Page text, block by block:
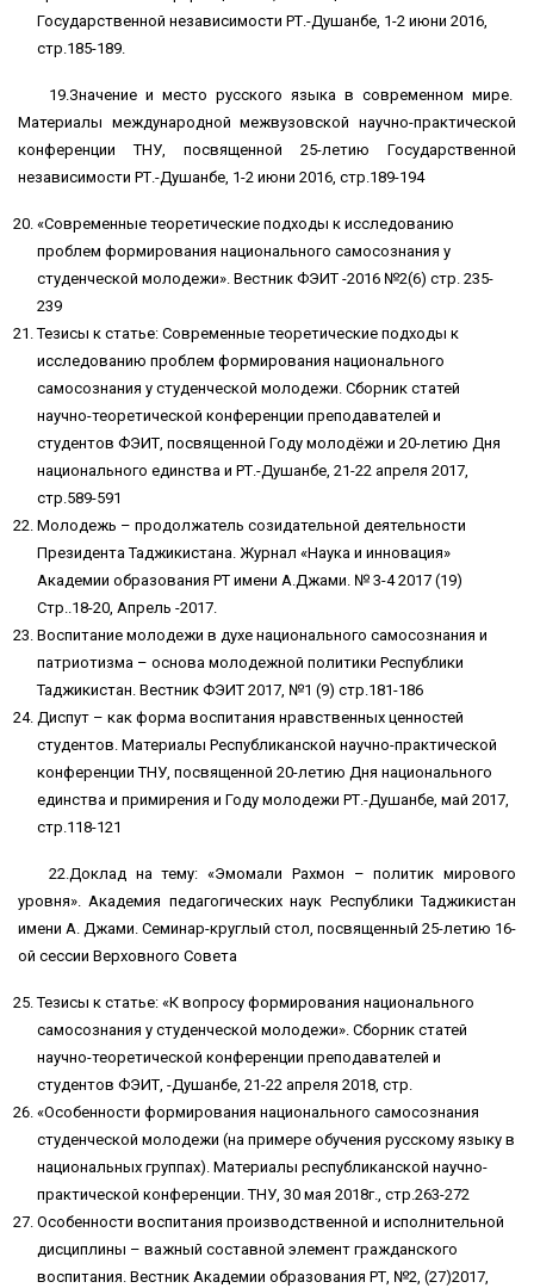
Государственной независимости РТ.-Душанбе, 1-2 июни 2016,
стр.185-189.
19.Значение и место русского языка в современном мире.
Материалы международной межвузовской научно-практической
конференции ТНУ, посвященной 25-летию Государственной
независимости РТ.-Душанбе, 1-2 июни 2016, стр.189-194
«Современные теоретические подходы к исследованию
проблем формирования национального самосознания у
студенческой молодежи». Вестник ФЭИТ -2016 №2(6) стр. 235-
239
Тезисы к статье: Современные теоретические подходы к
исследованию проблем формирования национального
самосознания у студенческой молодежи. Сборник статей
научно-теоретической конференции преподавателей и
студентов ФЭИТ, посвященной Году молодёжи и 20-летию Дня
национального единства и РТ.-Душанбе, 21-22 апреля 2017,
стр.589-591
Молодежь – продолжатель созидательной деятельности
Президента Таджикистана. Журнал «Наука и инновация»
Академии образования РТ имени А.Джами. № 3-4 2017 (19)
Стр..18-20, Апрель -2017.
Воспитание молодежи в духе национального самосознания и
патриотизма – основа молодежной политики Республики
Таджикистан. Вестник ФЭИТ 2017, №1 (9) стр.181-186
Диспут – как форма воспитания нравственных ценностей
студентов. Материалы Республиканской научно-практической
конференции ТНУ, посвященной 20-летию Дня национального
единства и примирения и Году молодежи РТ.-Душанбе, май 2017,
стр.118-121
22.Доклад на тему: «Эмомали Рахмон – политик мирового
уровня». Академия педагогических наук Республики Таджикистан
имени А. Джами. Семинар-круглый стол, посвященный 25-летию 16-
ой сессии Верховного Совета
Тезисы к статье: «К вопросу формирования национального
самосознания у студенческой молодежи». Сборник статей
научно-теоретической конференции преподавателей и
студентов ФЭИТ, -Душанбе, 21-22 апреля 2018, стр.
«Особенности формирования национального самосознания
студенческой молодежи (на примере обучения русскому языку в
национальных группах). Материалы республиканской научно-
практической конференции. ТНУ, 30 мая 2018г., стр.263-272
Особенности воспитания производственной и исполнительной
дисциплины – важный составной элемент гражданского
воспитания. Вестник Академии образования РТ, №2, (27)2017,